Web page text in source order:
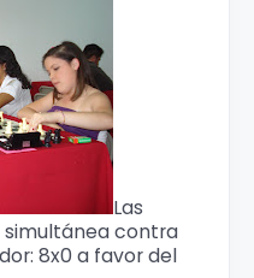
Las
contra
8x0 a favor del